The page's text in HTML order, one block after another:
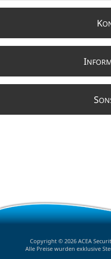
K
I
S
Copyright © 2026 ACEA
Alle Preise wurden exklusive